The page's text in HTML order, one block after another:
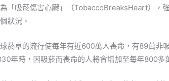
「吸菸傷害心臟」（TobaccoBreaksHeart），
狀況。
菸草的流行使每年有近600萬人喪命，有89萬非
年時，因吸菸而喪命的人將會增加至每年800多